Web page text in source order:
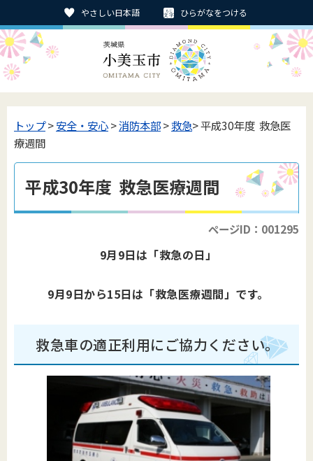
やさしい日本語 ひらがなをつける
トップ>安全・安心>消防本部>救急> 平成30年度 救急医
療週間
平成30年度 救急医療週間
ページID：001295
9月9日は「救急の日」
9月9日から15日は「救急医療週間」です。
救急車の適正利用にご協力ください。